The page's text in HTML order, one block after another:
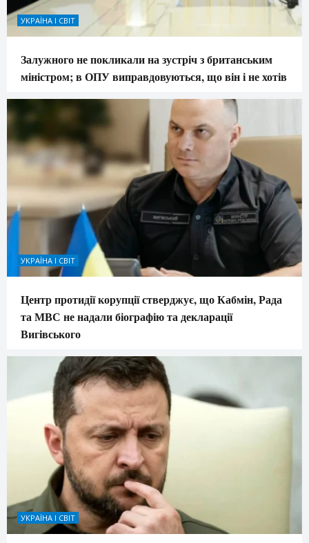
УКРАЇНА І СВІТ
Залужного не покликали на зустріч з британським
міністром; в ОПУ виправдовуються, що він і не хотів
УКРАЇНА І СВІТ
Центр протидії корупції стверджує, що Кабмін, Рада
та МВС не надали біографію та декларації
Вигівського
УКРАЇНА І СВІТ